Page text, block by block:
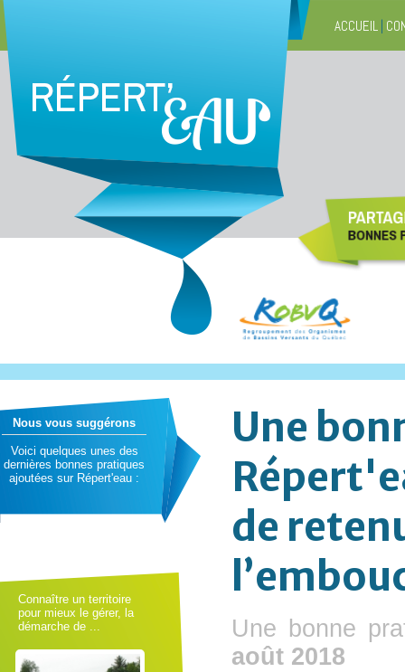
ACCUEIL |
Nous vous suggérons
Voici quelques unes des
dernières bonnes pratiques
ajoutées sur Répert'eau :
Connaître un territoire
pour mieux le gérer, la
démarche de ...
Une
de
Une bonne
août 2018